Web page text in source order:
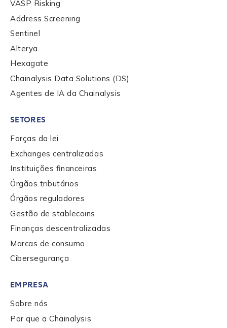
By checking this box, you indicate that you'd like us
to send you information on Chainalysis products,
services, events, and news. Your personal data will
be handled in accordance with the
Submit
VASP Risking
Address Screening
Sentinel
Alterya
Hexagate
Chainalysis Data Solutions (DS)
Agentes de IA da Chainalysis
SETORES
Forças da lei
Exchanges centralizadas
Instituições financeiras
Órgãos tributários
Órgãos reguladores
Gestão de stablecoins
Finanças descentralizadas
Marcas de consumo
Cibersegurança
EMPRESA
Sobre nós
Por que a Chainalysis